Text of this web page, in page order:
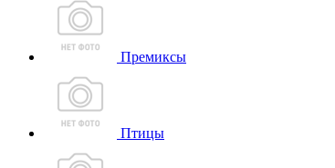
Премиксы
Птицы